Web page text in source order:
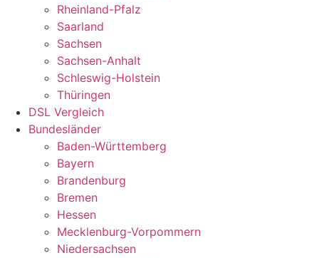
Rheinland-Pfalz
Saarland
Sachsen
Sachsen-Anhalt
Schleswig-Holstein
Thüringen
DSL Vergleich
Bundesländer
Baden-Württemberg
Bayern
Brandenburg
Bremen
Hessen
Mecklenburg-Vorpommern
Niedersachsen